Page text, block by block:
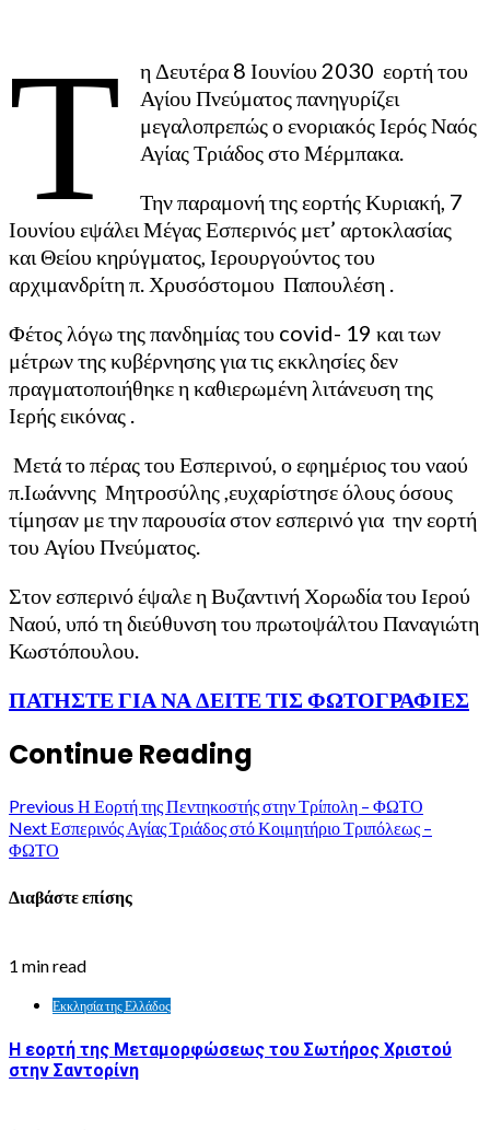
Τ
η Δευτέρα 8 Ιουνίου 2030 εορτή του
Αγίου Πνεύματος πανηγυρίζει
μεγαλοπρεπώς ο ενοριακός Ιερός Ναός
Αγίας Τριάδος στο Μέρμπακα.
Την παραμονή της εορτής Κυριακή, 7
Ιουνίου εψάλει Μέγας Εσπερινός μετ’ αρτοκλασίας
και Θείου κηρύγματος, Ιερουργούντος του
αρχιμανδρίτη π. Χρυσόστομου Παπουλέση .
Φέτος λόγω της πανδημίας του covid- 19 και των
μέτρων της κυβέρνησης για τις εκκλησίες δεν
πραγματοποιήθηκε η καθιερωμένη λιτάνευση της
Ιερής εικόνας .
Μετά το πέρας του Εσπερινού, ο εφημέριος του ναού
π.Ιωάννης Μητροσύλης ,ευχαρίστησε όλους όσους
τίμησαν με την παρουσία στον εσπερινό για την εορτή
του Αγίου Πνεύματος.
Στον εσπερινό έψαλε η Βυζαντινή Χορωδία του Ιερού
Ναού, υπό τη διεύθυνση του πρωτοψάλτου Παναγιώτη
Κωστόπουλου.
ΠΑΤΗΣΤΕ ΓΙΑ ΝΑ ΔΕΙΤΕ ΤΙΣ ΦΩΤΟΓΡΑΦΙΕΣ
Continue Reading
Previous Η Εορτή της Πεντηκοστής στην Τρίπολη – ΦΩΤΟ
NextΕσπερινός Αγίας Τριάδος στό Κοιμητήριο Τριπόλεως –
ΦΩΤΟ
Διαβάστε επίσης
1 min read
Εκκλησία της Ελλάδος
Η εορτή της Μεταμορφώσεως του Σωτήρος Χριστού
στην Σαντορίνη